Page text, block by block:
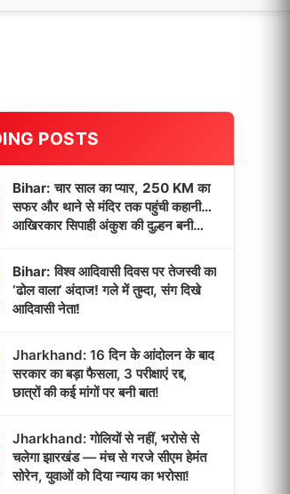
POSTS
Bihar: चार साल का प्यार, 250 KM का
सफर और थाने से मंदिर तक पहुंची कहानी…
आखिरकार सिपाही अंकुश की दुल्हन बनी
Bihar: विश्व आदिवासी दिवस पर तेजस्वी का
‘ढोल वाला’ अंदाज! गले में तुम्दा, संग दिखे
आदिवासी नेता!
Jharkhand: 16 दिन के आंदोलन के बाद
सरकार का बड़ा फैसला, 3 परीक्षाएं रद्द,
छात्रों की कई मांगों पर बनी बात!
Jharkhand: गोलियों से नहीं, भरोसे से
चलेगा झारखंड — मंच से गरजे सीएम हेमंत
सोरेन, युवाओं को दिया न्याय का भरोसा!